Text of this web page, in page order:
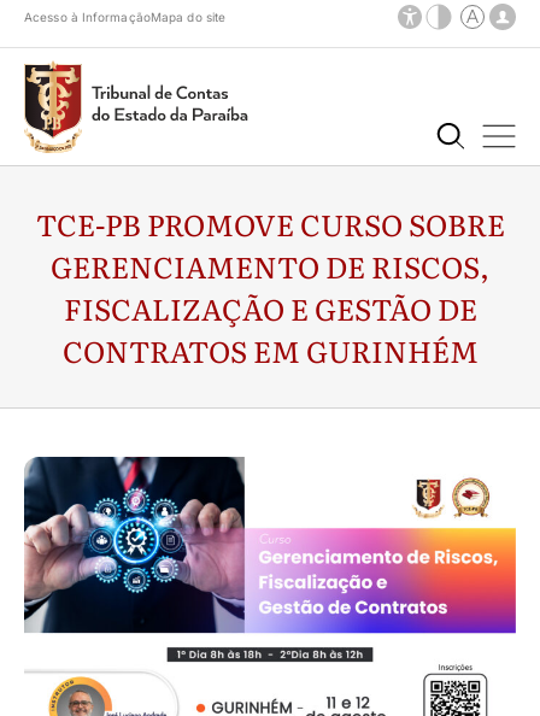
Acesso à InformaçãoMapa do site
TCE-PB PROMOVE CURSO SOBRE
GERENCIAMENTO DE RISCOS,
FISCALIZAÇÃO E GESTÃO DE
CONTRATOS EM GURINHÉM